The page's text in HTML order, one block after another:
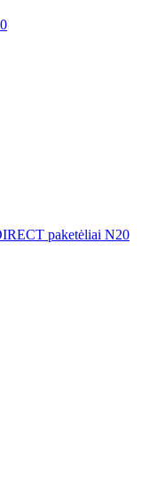
paketėliai N20